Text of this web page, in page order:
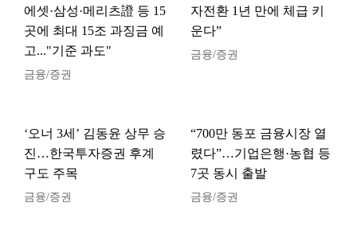
에셋·삼성·메리츠證 등 15
곳에 최대 15조 과징금 예
고..."기준 과도"
금융/증권
자전환 1년 만에 체급 키
운다”
금융/증권
‘오너 3세’ 김동윤 상무 승
진…한국투자증권 후계
구도 주목
금융/증권
“700만 동포 금융시장 열
렸다”…기업은행·농협 등
7곳 동시 출발
금융/증권